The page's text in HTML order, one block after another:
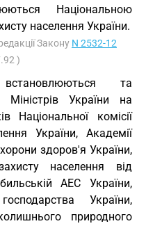
Національною
населення України.
Закону N 2532-12
)
та
Міністрів України на
Національної комісії
України, Академії
здоров'я України,
населення від
АЕС України,
України,
природного